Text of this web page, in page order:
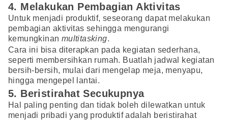
4. Melakukan Pembagian Aktivitas
Untuk menjadi produktif, seseorang dapat melakukan
pembagian aktivitas sehingga mengurangi
kemungkinan multitasking.
Cara ini bisa diterapkan pada kegiatan sederhana,
seperti membersihkan rumah. Buatlah jadwal kegiatan
bersih-bersih, mulai dari mengelap meja, menyapu,
hingga mengepel lantai.
5. Beristirahat Secukupnya
Hal paling penting dan tidak boleh dilewatkan untuk
menjadi pribadi yang produktif adalah beristirahat